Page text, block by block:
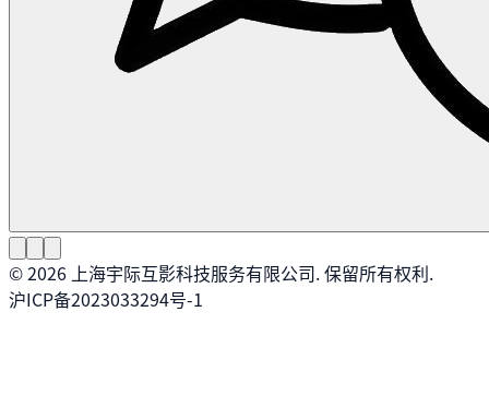
©2026 上海宇际互影科技服务有限公司. 保留所有权利.
沪ICP备2023033294号-1